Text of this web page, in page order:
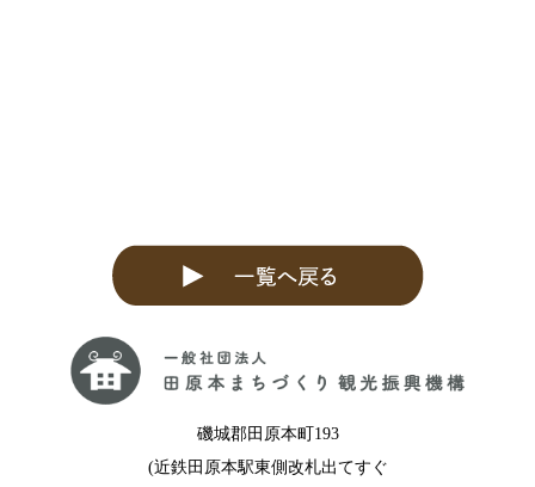
磯城郡田原本町193
(近鉄田原本駅東側改札出てすぐ